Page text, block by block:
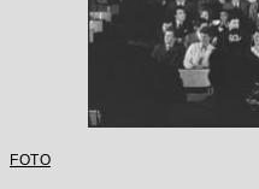
FOTO